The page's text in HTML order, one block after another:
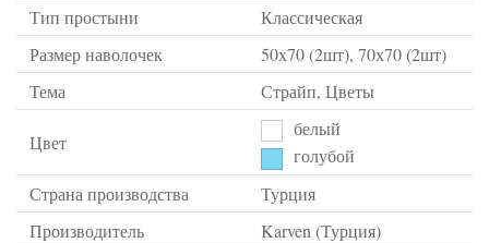
Тип простыни
Классическая
Размер наволочек
50х70 (2шт), 70х70 (2шт)
Тема
Страйп, Цветы
Цвет
белый
голубой
Страна производства
Турция
Производитель
Karven (Турция)